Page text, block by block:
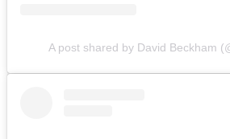
A post shared by David Beckham